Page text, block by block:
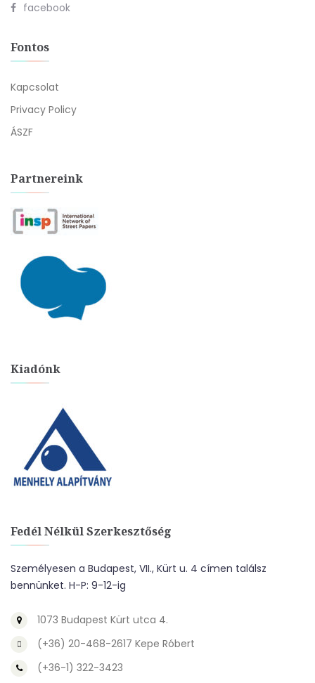
facebook
Fontos
Kapcsolat
Privacy Policy
ÁSZF
Partnereink
Kiadónk
Fedél Nélkül Szerkesztőség
Személyesen a Budapest, VII., Kürt u. 4 címen találsz
bennünket. H-P: 9-12-ig
1073 Budapest Kürt utca 4.
(+36) 20-468-2617 Kepe Róbert
(+36-1) 322-3423